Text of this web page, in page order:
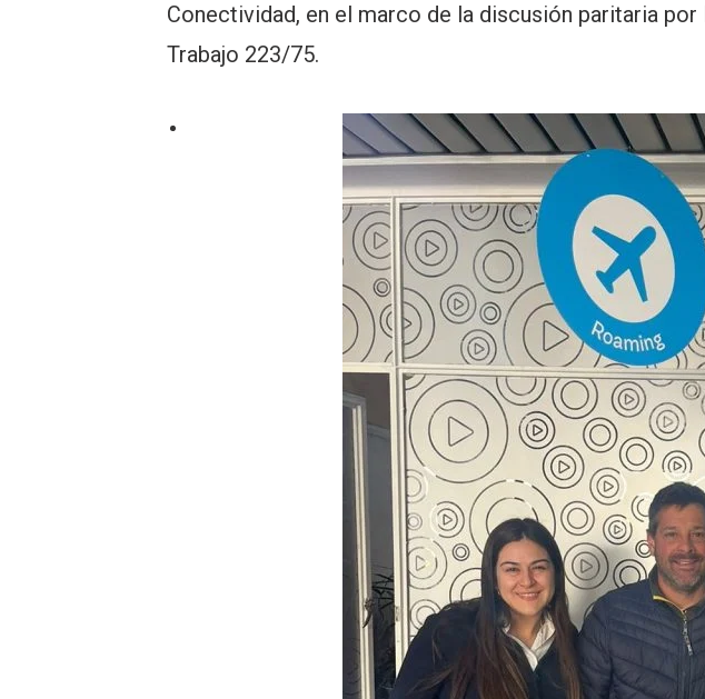
Conectividad, en el marco de la discusión paritaria
Trabajo 223/75.